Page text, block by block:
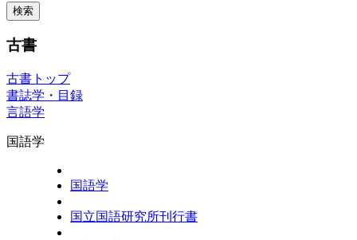
古書
古書トップ
書誌学・目録
言語学
国語学
国語学
国立国語研究所刊行書